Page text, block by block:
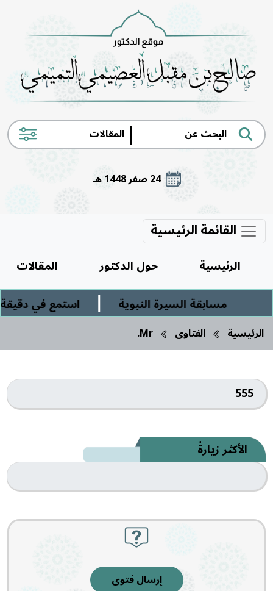
|
24 صفر 1448 هـ
القائمة الرئيسية
الرئيسية حول الدكتور
المقالات
مسابقة السيرة النبوية
| استمع في
الرئيسية الفتاوى Mr.
الأكثر زيارةً
إرسال فتوى
555